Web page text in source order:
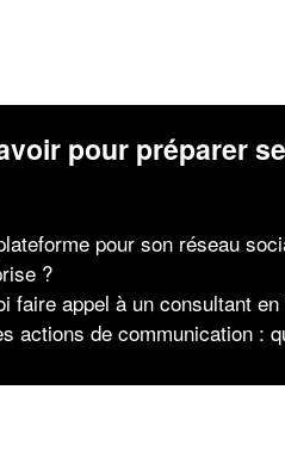
pour préparer
pour son réseau
?
faire appel à un consultant
actions de communication :